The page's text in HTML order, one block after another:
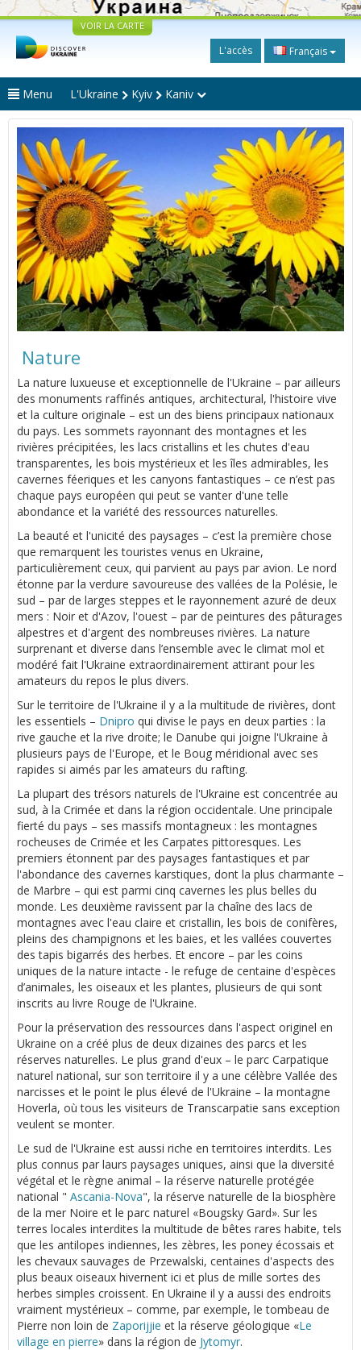
VOIR LA CARTE
L'accès Français
Menu L'Ukraine Kyiv Kaniv
Nature
La nature luxueuse et exceptionnelle de l'Ukraine – par ailleurs
des monuments raffinés antiques, architectural, l'histoire vive
et la culture originale – est un des biens principaux nationaux
du pays. Les sommets rayonnant des montagnes et les
rivières précipitées, les lacs cristallins et les chutes d'eau
transparentes, les bois mystérieux et les îles admirables, les
cavernes féeriques et les canyons fantastiques – ce n’est pas
chaque pays européen qui peut se vanter d'une telle
abondance et la variété des ressources naturelles.
La beauté et l'unicité des paysages – c’est la première chose
que remarquent les touristes venus en Ukraine,
particulièrement ceux, qui parvient au pays par avion. Le nord
étonne par la verdure savoureuse des vallées de la Polésie, le
sud – par de larges steppes et le rayonnement azuré de deux
mers : Noir et d'Azov, l'ouest – par de peintures des pâturages
alpestres et d'argent des nombreuses rivières. La nature
surprenant et diverse dans l’ensemble avec le climat mol et
modéré fait l'Ukraine extraordinairement attirant pour les
amateurs du repos le plus divers.
Sur le territoire de l'Ukraine il y a la multitude de rivières, dont
les essentiels – Dnipro qui divise le pays en deux parties : la
rive gauche et la rive droite; le Danube qui joigne l'Ukraine à
plusieurs pays de l'Europe, et le Boug méridional avec ses
rapides si aimés par les amateurs du rafting.
La plupart des trésors naturels de l'Ukraine est concentrée au
sud, à la Crimée et dans la région occidentale. Une principale
fierté du pays – ses massifs montagneux : les montagnes
rocheuses de Crimée et les Carpates pittoresques. Les
premiers étonnent par des paysages fantastiques et par
l'abondance des cavernes karstiques, dont la plus charmante –
de Marbre – qui est parmi cinq cavernes les plus belles du
monde. Les deuxième ravissent par la chaîne des lacs de
montagnes avec l'eau claire et cristallin, les bois de conifères,
pleins des champignons et les baies, et les vallées couvertes
des tapis bigarrés des herbes. Et encore – par les coins
uniques de la nature intacte - le refuge de centaine d'espèces
d’animales, les oiseaux et les plantes, plusieurs de qui sont
inscrits au livre Rouge de l'Ukraine.
Pour la préservation des ressources dans l'aspect originel en
Ukraine on a créé plus de deux dizaines des parcs et les
réserves naturelles. Le plus grand d'eux – le parc Carpatique
naturel national, sur son territoire il y a une célèbre Vallée des
narcisses et le point le plus élevé de l'Ukraine – la montagne
Hoverla, où tous les visiteurs de Transcarpatie sans exception
veulent se monter.
Le sud de l'Ukraine est aussi riche en territoires interdits. Les
plus connus par laurs paysages uniques, ainsi que la diversité
végétal et le règne animal – la réserve naturelle protégée
national " Ascania-Nova", la réserve naturelle de la biosphère
de la mer Noire et le parc naturel «Bougsky Gard». Sur les
terres locales interdites la multitude de bêtes rares habite, tels
que les antilopes indiennes, les zèbres, les poney écossais et
les chevaux sauvages de Przewalski, centaines d'aspects des
plus beaux oiseaux hivernent ici et plus de mille sortes des
herbes simples croissent. En Ukraine il y a aussi des endroits
vraiment mystérieux – comme, par exemple, le tombeau de
Pierre non loin de Zaporijjie et la réserve géologique «Le
village en pierre» dans la région de Jytomyr.